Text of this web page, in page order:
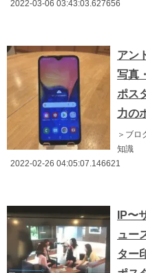
2022-03-06 03:43:03.627656
アン
写真
ポス
力の
＞ブロ
知識
2022-02-26 04:05:07.146621
IP〜
ュー
ター